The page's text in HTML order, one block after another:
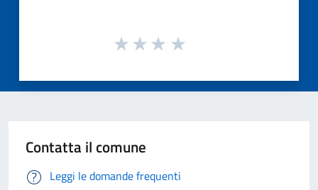
Contatta il comune
Leggi le domande frequenti